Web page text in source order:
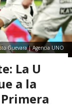
Guevara | Agencia UNO
La U
a la